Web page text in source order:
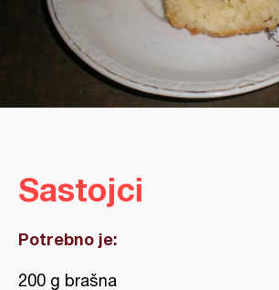
Sastojci
Potrebno je:
200 g brašna